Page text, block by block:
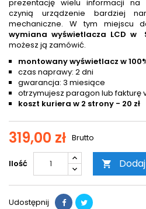
prezentację wielu informacji na
czynią urządzenie bardziej
mechaniczne. W tym miejscu
wymiana wyświetlacza LCD w
możesz ją zamówić.
montowany wyświetlacz w
czas naprawy: 2 dni
gwarancja: 3 miesiące
otrzymujesz paragon lub fakturę
koszt kuriera w 2 strony - 20 zł
319,00 zł Brutto
Ilość 
Udostępnij